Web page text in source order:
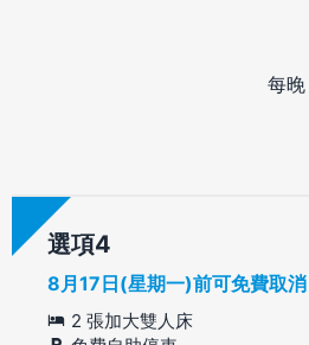
每晚
選項
8月17日(星期一)前可免費取消
2 張加大雙人床